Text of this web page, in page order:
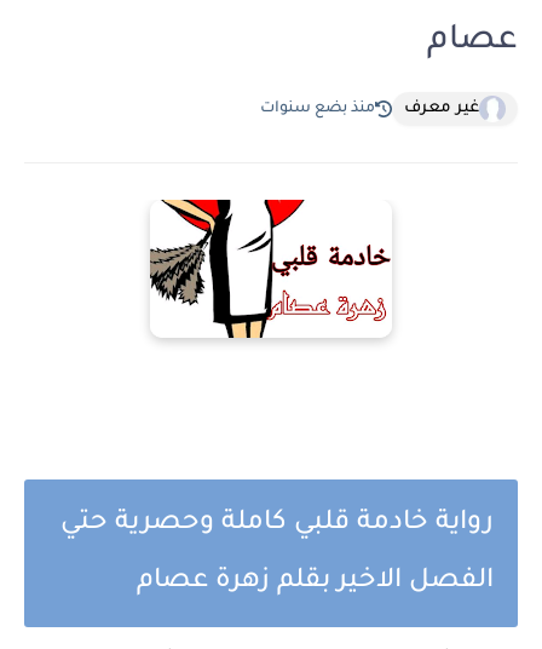
عصام
غير معرف منذ بضع سنوات
رواية خادمة قلبي كاملة وحصرية حتي
الفصل الاخير بقلم زهرة عصام